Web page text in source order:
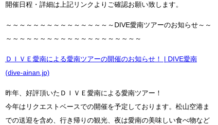
開催日程・詳細は上記リンクよりご確認お願い致します。
～～～～～～～～～～～～～～～～DIVE愛南ツアーのお知らせ～～
～～～～～～～～～～～～～～～～～～～～
ＤＩＶＥ愛南による愛南ツアーの開催のお知らせ！ | DIVE愛南
(dive-ainan.jp)
昨年、好評頂いたＤＩＶＥ愛南による愛南ツアー！
今年はリクエストベースでの開催を予定しております。松山空港ま
での送迎を含め、行き帰りの観光、夜は愛南の美味しい食べ物など